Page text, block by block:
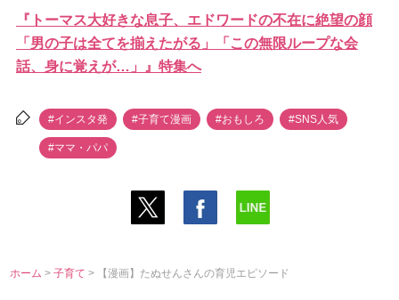
『トーマス大好きな息子、エドワードの不在に絶望の顔
「男の子は全てを揃えたがる」「この無限ループな会
話、身に覚えが…」』特集へ
#インスタ発 #子育て漫画 #おもしろ #SNS人気
#ママ・パパ
ホーム >子育て> 【漫画】たぬせんさんの育児エピソード